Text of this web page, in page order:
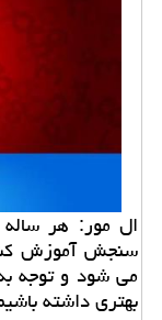
ال مور: هر ساله
سنجش آموزش
می شود و توجه
بهتری داشته